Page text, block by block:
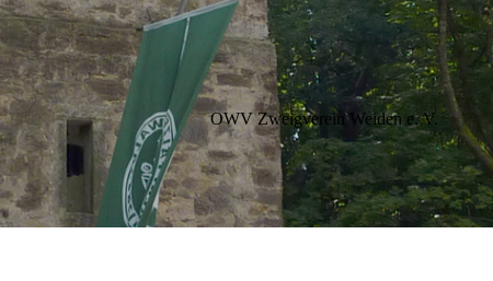
OWV Zweigverein Weiden e. V.